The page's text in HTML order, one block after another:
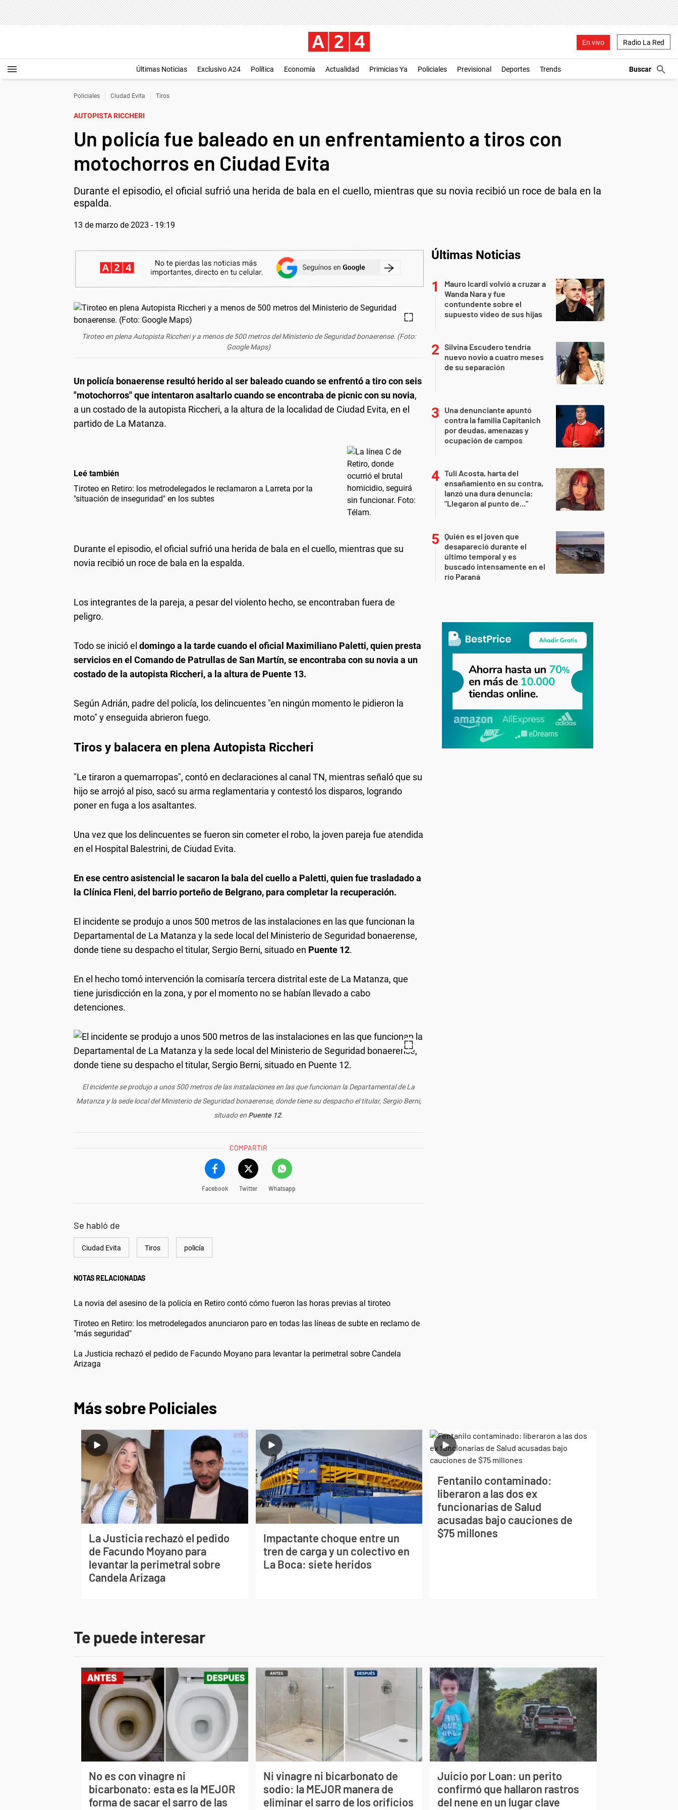
En vivo Radio La Red
Últimas Noticias Exclusivo A24 Política Economía Actualidad Primicias Ya Policiales Previsional Deportes Trends
Policiales Ciudad Evita Tiros
AUTOPISTA RICCHERI
Un policía fue baleado en un enfrentamiento a tiros con
motochorros en Ciudad Evita
Durante el episodio, el oficial sufrió una herida de bala en el cuello, mientras que su novia recibió un roce de bala en la
espalda.
13 de marzo de 2023 - 19:19
Tiroteo en plena Autopista Riccheri y a menos de 500 metros del Ministerio de Seguridad bonaerense. (Foto:
Google Maps)
Un policía bonaerense resultó herido al ser baleado cuando se enfrentó a tiro con seis
"motochorros" que intentaron asaltarlo cuando se encontraba de picnic con su novia,
a un costado de la autopista Riccheri, a la altura de la localidad de Ciudad Evita, en el
partido de La Matanza.
Leé también
Tiroteo en Retiro: los metrodelegados le reclamaron a Larreta por la
"situación de inseguridad" en los subtes
Durante el episodio, el oficial sufrió una herida de bala en el cuello, mientras que su
novia recibió un roce de bala en la espalda.
Los integrantes de la pareja, a pesar del violento hecho, se encontraban fuera de
peligro.
Todo se inició el domingo a la tarde cuando el oficial Maximiliano Paletti, quien presta
servicios en el Comando de Patrullas de San Martín, se encontraba con su novia a un
costado de la autopista Riccheri, a la altura de Puente 13.
Según Adrián, padre del policía, los delincuentes "en ningún momento le pidieron la
moto" y enseguida abrieron fuego.
Tiros y balacera en plena Autopista Riccheri
"Le tiraron a quemarropas", contó en declaraciones al canal TN, mientras señaló que su
hijo se arrojó al piso, sacó su arma reglamentaria y contestó los disparos, logrando
poner en fuga a los asaltantes.
Una vez que los delincuentes se fueron sin cometer el robo, la joven pareja fue atendida
en el Hospital Balestrini, de Ciudad Evita.
En ese centro asistencial le sacaron la bala del cuello a Paletti, quien fue trasladado a
la Clínica Fleni, del barrio porteño de Belgrano, para completar la recuperación.
El incidente se produjo a unos 500 metros de las instalaciones en las que funcionan la
Departamental de La Matanza y la sede local del Ministerio de Seguridad bonaerense,
donde tiene su despacho el titular, Sergio Berni, situado en Puente 12.
En el hecho tomó intervención la comisaría tercera distrital este de La Matanza, que
tiene jurisdicción en la zona, y por el momento no se habían llevado a cabo
detenciones.
El incidente se produjo a unos 500 metros de las instalaciones en las que funcionan la Departamental de La
Matanza y la sede local del Ministerio de Seguridad bonaerense, donde tiene su despacho el titular, Sergio Berni,
situado en Puente 12.
COMPARTIR
Facebook Twitter Whatsapp
Se habló de
Ciudad Evita Tiros policía
NOTAS RELACIONADAS
La novia del asesino de la policía en Retiro contó cómo fueron las horas previas al tiroteo
Tiroteo en Retiro: los metrodelegados anunciaron paro en todas las líneas de subte en reclamo de
"más seguridad"
La Justicia rechazó el pedido de Facundo Moyano para levantar la perimetral sobre Candela
Arizaga
Últimas Noticias
Mauro Icardi volvió a cruzar a
Wanda Nara y fue
contundente sobre el
supuesto video de sus hijas
Silvina Escudero tendría
nuevo novio a cuatro meses
de su separación
Una denunciante apuntó
contra la familia Capitanich
por deudas, amenazas y
ocupación de campos
Tuli Acosta, harta del
ensañamiento en su contra,
lanzó una dura denuncia:
"Llegaron al punto de..."
Quién es el joven que
desapareció durante el
último temporal y es
buscado intensamente en el
río Paraná
Más sobre Policiales
La Justicia rechazó el pedido
de Facundo Moyano para
levantar la perimetral sobre
Candela Arizaga
Impactante choque entre un
tren de carga y un colectivo en
La Boca: siete heridos
Fentanilo contaminado:
liberaron a las dos ex
funcionarias de Salud
acusadas bajo cauciones de
$75 millones
Te puede interesar
No es con vinagre ni
bicarbonato: esta es la MEJOR
forma de sacar el sarro de las
Ni vinagre ni bicarbonato de
sodio: la MEJOR manera de
eliminar el sarro de los orificios
Juicio por Loan: un perito
confirmó que hallaron rastros
del nene en un lugar clave